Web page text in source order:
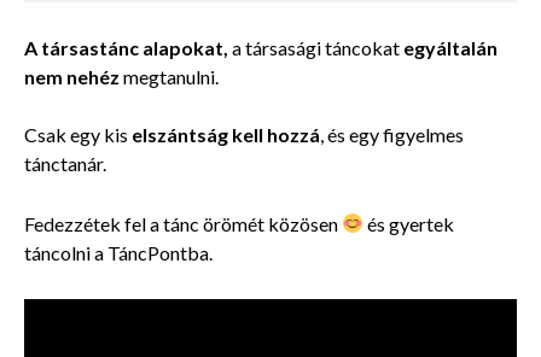
A társastánc alapokat, a társasági táncokat egyáltalán
nem nehéz megtanulni.
Csak egy kis elszántság kell hozzá, és egyfigyelmes
tánctanár.
Fedezzétek fel a tánc örömét közösen
és gyertek
táncolni a TáncPontba.